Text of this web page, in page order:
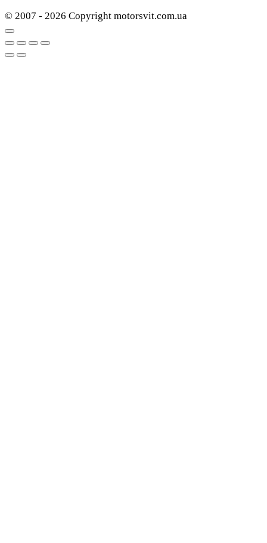
© 2007 - 2026 Copyright motorsvit.com.ua